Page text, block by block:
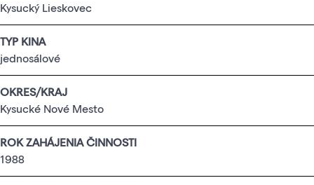
Kysucký Lieskovec
TYP KINA
jednosálové
OKRES/KRAJ
Kysucké Nové Mesto
ROK ZAHÁJENIA ČINNOSTI
1988